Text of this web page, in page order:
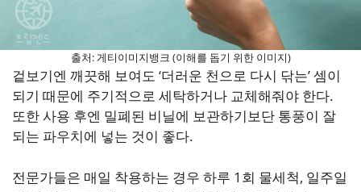
출처: 게티이미지뱅크 (이해를 돕기 위한 이미지)
겉보기엔 깨끗해 보여도 ‘더러운 천으로 다시 닦는’ 셈이
되기 때문에 주기적으로 세탁하거나 교체해줘야 한다.
또한 사용 후엔 밀폐된 비닐에 보관하기보단 통풍이 잘
되는 파우치에 넣는 것이 좋다.
전문가들은 매일 착용하는 경우 하루 1회 물세척, 일주일